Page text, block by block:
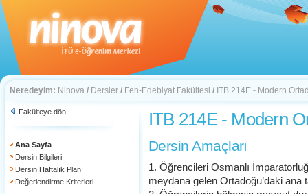
Neredeyim: Ninova / Dersler / Fen-Edebiyat Fakültesi / ITB 214E - Modern
Fakülteye dön
Ana Sayfa
Dersin Bilgileri
Dersin Haftalık Planı
Değerlendirme Kriterleri
ITB 214E - Modern
Dersin Amaçları
1. Öğrencileri Osmanlı
meydana gelen Ortadoğu’daki